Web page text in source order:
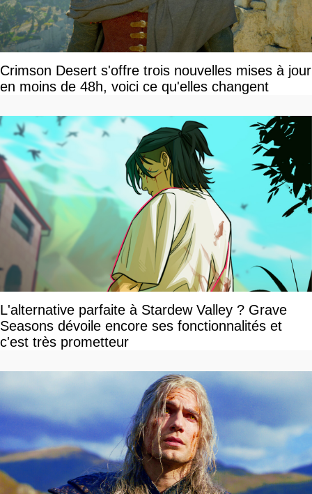
Crimson Desert s'offre trois nouvelles mises à jour
en moins de 48h, voici ce qu'elles changent
L'alternative parfaite à Stardew Valley ? Grave
Seasons dévoile encore ses fonctionnalités et
c'est très prometteur